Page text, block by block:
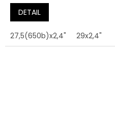
DETAIL
27,5(650b)x2,4" 29x2,4"